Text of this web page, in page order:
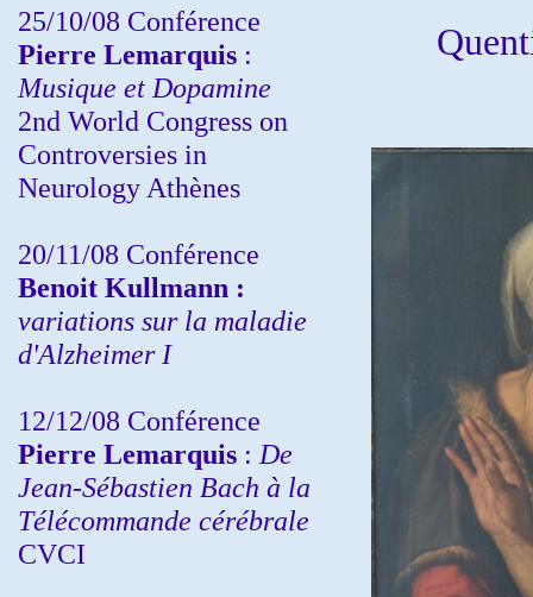
25/10/08 Conférence
Pierre Lemarquis :
Musique et Dopamine
2nd World Congress on
Controversies in
Neurology Athènes
20/11/08 Conférence
Benoit Kullmann :
variations sur la maladie
d'Alzheimer I
12/12/08 Conférence
Pierre Lemarquis : De
Jean-Sébastien Bach à la
Télécommande cérébrale
CVCI